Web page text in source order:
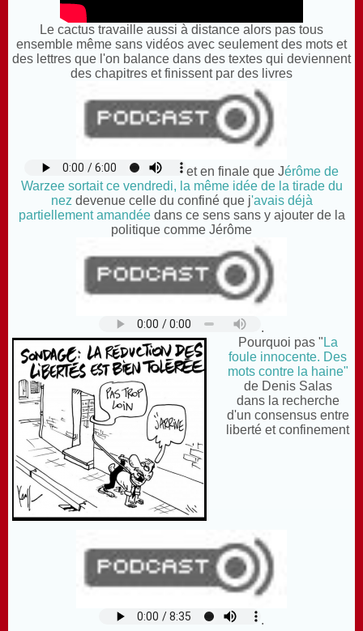
Le cactus travaille aussi à distance alors pas tous
ensemble même sans vidéos avec seulement des mots et
des lettres que l'on balance dans des textes qui deviennent
des chapitres et finissent par des livres
et en finale que Jérôme de
Warzee sortait ce vendredi, la même idée de la tirade du
nez devenue celle du confiné que j'avais déjà
partiellement amandéedans ce sens sans y ajouter de la
politique comme Jérôme
.
Pourquoi pas " La
foule innocente. Des
mots contre la haine"
de Denis Salas
dans la recherche
d'un consensus entre
liberté et confinement
.